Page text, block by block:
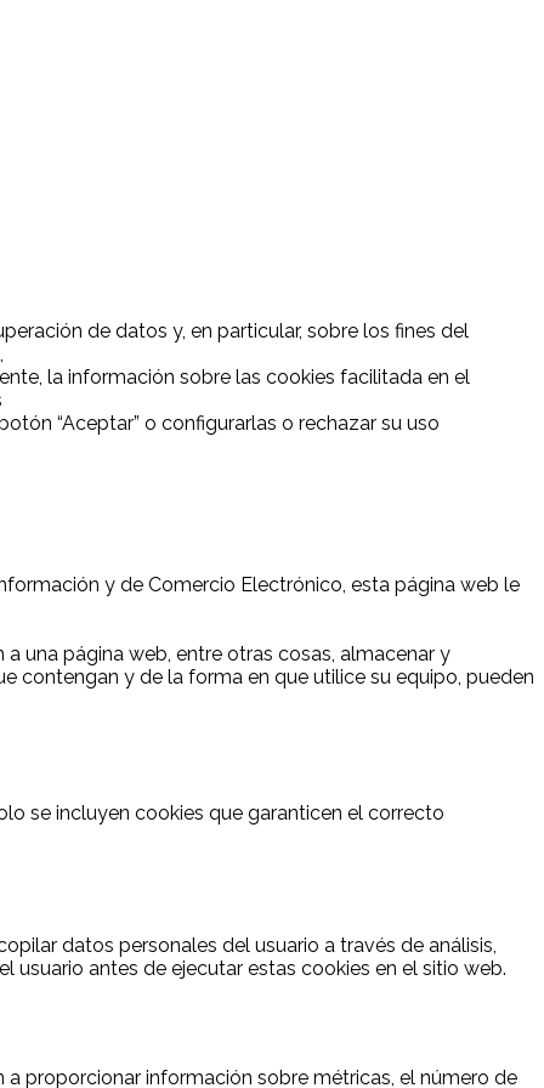
de datos y, en particular, sobre los fines del
la información sobre las cookies facilitada en el
“Aceptar” o configurarlas o rechazar su uso
y de Comercio Electrónico, esta página web le
una página web, entre otras cosas, almacenar y
contengan y de la forma en que utilice su equipo, pueden
se incluyen cookies que garanticen el correcto
datos personales del usuario a través de análisis,
antes de ejecutar estas cookies en el sitio web.
proporcionar información sobre métricas, el número de